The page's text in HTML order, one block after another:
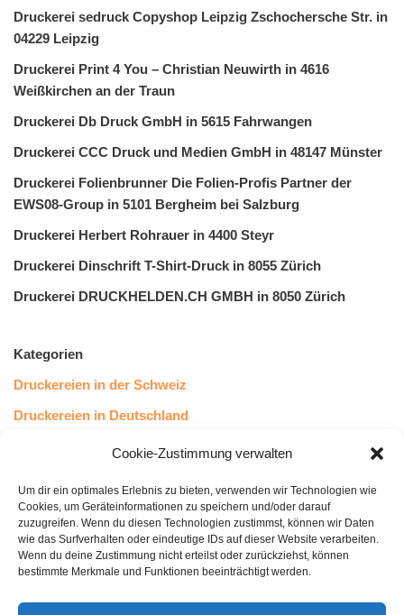
Cookie-Zustimmung verwalten
Um dir ein optimales Erlebnis zu bieten, verwenden wir Technologien wie
Cookies, um Geräteinformationen zu speichern und/oder darauf
zuzugreifen. Wenn du diesen Technologien zustimmst, können wir Daten
wie das Surfverhalten oder eindeutige IDs auf dieser Website verarbeiten.
Wenn du deine Zustimmung nicht erteilst oder zurückziehst, können
bestimmte Merkmale und Funktionen beeinträchtigt werden.
Druckerei sedruck Copyshop Leipzig Zschochersche Str. in
04229 Leipzig
Druckerei Print 4 You – Christian Neuwirth in 4616
Weißkirchen an der Traun
Druckerei Db Druck GmbH in 5615 Fahrwangen
Druckerei CCC Druck und Medien GmbH in 48147 Münster
Druckerei Folienbrunner Die Folien-Profis Partner der
EWS08-Group in 5101 Bergheim bei Salzburg
Druckerei Herbert Rohrauer in 4400 Steyr
Druckerei Dinschrift T-Shirt-Druck in 8055 Zürich
Druckerei DRUCKHELDEN.CH GMBH in 8050 Zürich
Kategorien
Druckereien in der Schweiz
Druckereien in Deutschland
Druckereien in Österreich
Kundenstimmen